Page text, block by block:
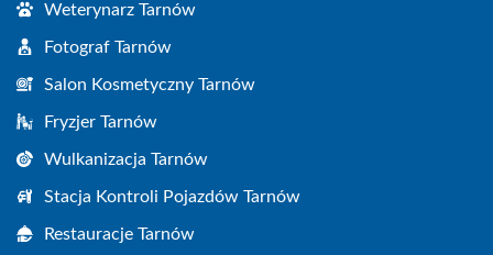
Weterynarz Tarnów
Fotograf Tarnów
Salon Kosmetyczny Tarnów
Fryzjer Tarnów
Wulkanizacja Tarnów
Stacja Kontroli Pojazdów Tarnów
Restauracje Tarnów